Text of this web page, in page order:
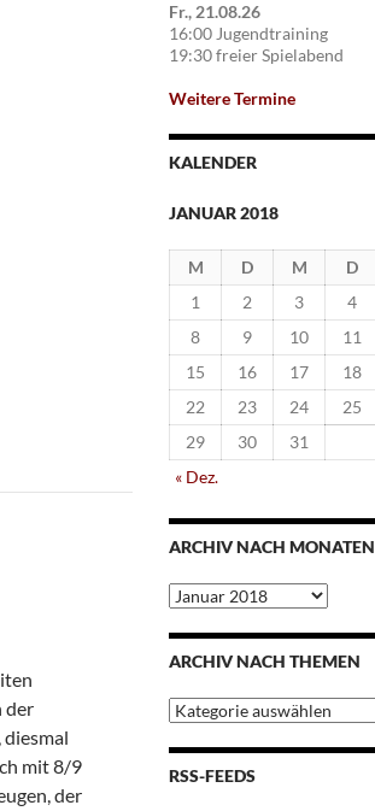
der
mit 8/9
der
Fr., 21.08.26
16:00 Jugendtraining
19:30 freier Spielabend
Weitere Termine
KALENDER
JANUAR 2018
M D M D
1
2 3 4
8
9 10 11
15
16 17 18
22
23 24 25
29
30
31
« Dez.
ARCHIV NACH MONATEN
Archiv
nach
Monaten
ARCHIV NACH THEMEN
Archiv
nach
Themen
RSS-FEEDS